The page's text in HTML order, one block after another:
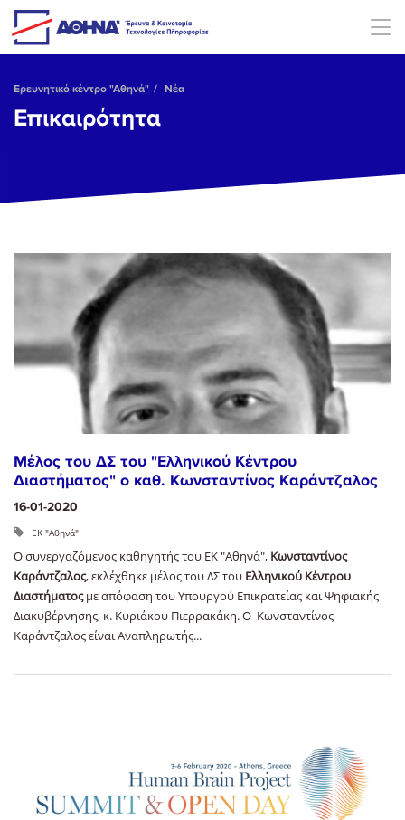
Skip to main content
Ερευνητικό κέντρο "Αθηνά" Νέα
Επικαιρότητα
Μέλος του ΔΣ του "Ελληνικού Κέντρου
Διαστήματος" ο καθ. Κωνσταντίνος Καράντζαλος
16-01-2020
ΕΚ "Αθηνά"
Ο συνεργαζόμενος καθηγητής του ΕΚ "Αθηνά", Κωνσταντίνος
Καράντζαλος, εκλέχθηκε μέλος του ΔΣ του Ελληνικού Κέντρου
Διαστήματοςμε απόφαση του Υπουργού Επικρατείας και Ψηφιακής
Διακυβέρνησης, κ. Κυριάκου Πιερρακάκη. Ο Κωνσταντίνος
Καράντζαλος είναι Αναπληρωτής...